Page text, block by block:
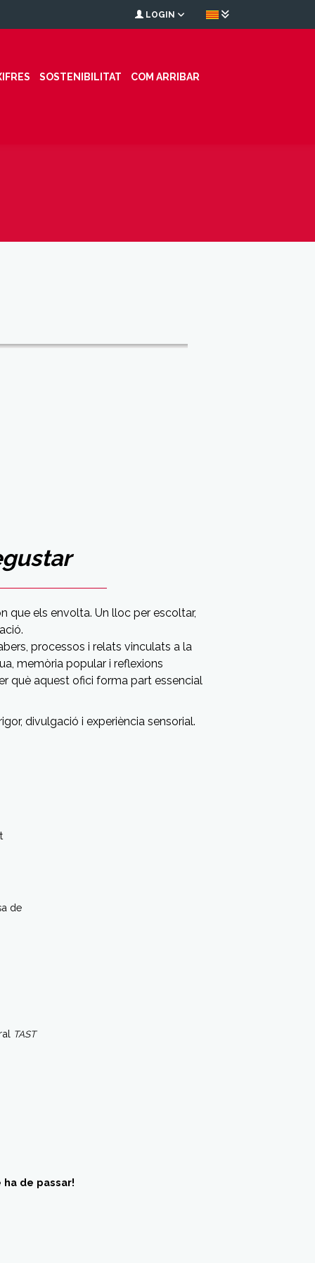
LOGIN
SOSTENIBILITAT COM ARRIBAR
que els envolta. Un lloc per escoltar,
processos i relats vinculats a la
memòria popular i reflexions
què aquest ofici forma part essencial
divulgació i experiència sensorial.
de
TAST
de passar!